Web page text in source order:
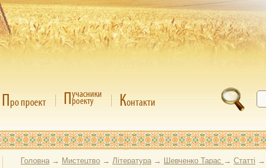
Про проект Пучасники
роекту Контакти
Головна → Мистецтво → Література → Шевченко Тарас → Статті →